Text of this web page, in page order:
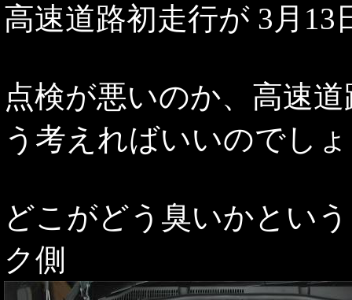
高速道路初走行が 3月
点検が悪いのか、高速
う考えればいいのでし
どこがどう臭いかとい
ク側